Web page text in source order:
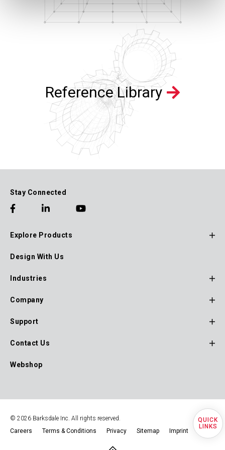
Reference Library
Stay Connected
Footer
Main
Navigation
Explore Products
Design With Us
Industries
Company
Support
Contact Us
Webshop
© 2026 Barksdale Inc. All rights reserved.
Careers Terms & Conditions Privacy Sitemap Imprint